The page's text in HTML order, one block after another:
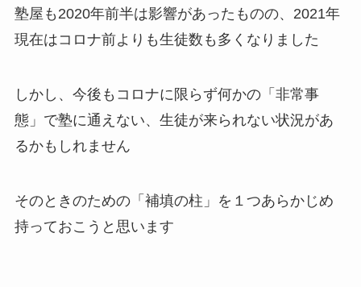
塾屋も2020年前半は影響があったものの、2021年
現在はコロナ前よりも生徒数も多くなりました
しかし、今後もコロナに限らず何かの「非常事
態」で塾に通えない、生徒が来られない状況があ
るかもしれません
そのときのための「補填の柱」を１つあらかじめ
持っておこうと思います